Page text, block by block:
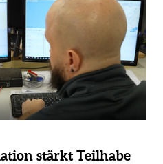
stärkt Teilhabe